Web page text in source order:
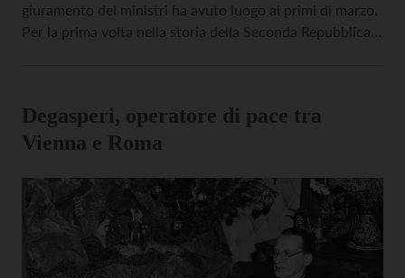
giuramento dei ministri ha avuto luogo ai primi di marzo.
Per la prima volta nella storia della Seconda Repubblica
Degasperi, operatore di pace tra
Vienna e Roma